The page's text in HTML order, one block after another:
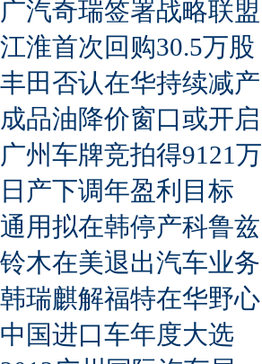
广汽奇瑞签署战略联盟
江淮首次回购30.5万股
丰田否认在华持续减产
成品油降价窗口或开启
广州车牌竞拍得9121万
日产下调年盈利目标
通用拟在韩停产科鲁兹
铃木在美退出汽车业务
韩瑞麒解福特在华野心
中国进口车年度大选